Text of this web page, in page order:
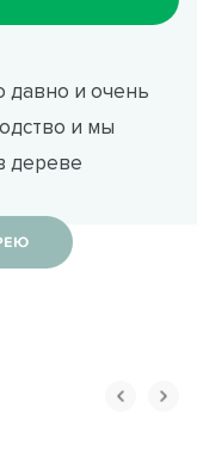
давно и очень
и мы
дереве